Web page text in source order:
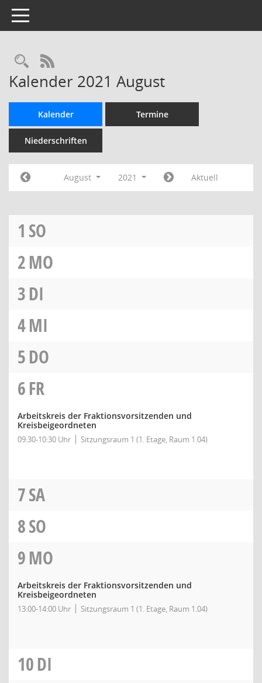
Toggle navigation
Rechercheauswahl
RSS-Feed
Kalender 2021 August
Kalender Termine
Niederschriften
August 2021 Aktuell
1 SO
2MO
3DI
4MI
5DO
6FR
Arbeitskreis der Fraktionsvorsitzenden und
Kreisbeigeordneten
09:30-10:30 Uhr Sitzungsraum 1 (1. Etage, Raum 1.04)
7SA
8SO
9MO
Arbeitskreis der Fraktionsvorsitzenden und
Kreisbeigeordneten
13:00-14:00 Uhr Sitzungsraum 1 (1. Etage, Raum 1.04)
10DI